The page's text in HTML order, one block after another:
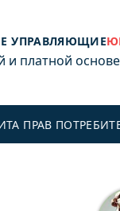
УПРАВЛЯЮЩИЕ
платной основе
ПРАВ